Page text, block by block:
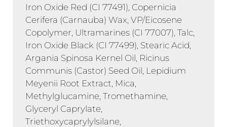
Iron Oxide Red (CI 77491), Copernicia
Cerifera (Carnauba) Wax, VP/Eicosene
Copolymer, Ultramarines (CI 77007), Talc,
Iron Oxide Black (CI 77499), Stearic Acid,
Argania Spinosa Kernel Oil, Ricinus
Communis (Castor) Seed Oil, Lepidium
Meyenii Root Extract, Mica,
Methylglucamine, Tromethamine,
Glyceryl Caprylate,
Triethoxycaprylylsilane,